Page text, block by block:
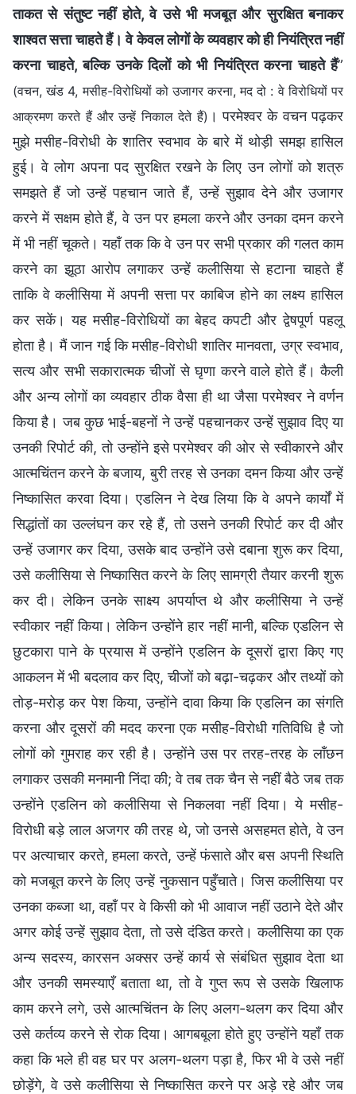
ताकत से संतुष्ट नहीं होते, वे उसे भी मजबूत और सुरक्षित बनाकर
शाश्वत सत्ता चाहते हैं। वे केवल लोगों के व्यवहार को ही नियंत्रित नहीं
करना चाहते, बल्कि उनके दिलों को भी नियंत्रित करना चाहते हैं”
(वचन, खंड 4, मसीह-विरोधियों को उजागर करना, मद दो : वे विरोधियों पर
आक्रमण करते हैं और उन्हें निकाल देते हैं) । परमेश्वर के वचन पढ़कर
मुझे मसीह-विरोधी के शातिर स्वभाव के बारे में थोड़ी समझ हासिल
हुई। वे लोग अपना पद सुरक्षित रखने के लिए उन लोगों को शत्रु
समझते हैं जो उन्हें पहचान जाते हैं, उन्हें सुझाव देने और उजागर
करने में सक्षम होते हैं, वे उन पर हमला करने और उनका दमन करने
में भी नहीं चूकते। यहाँ तक कि वे उन पर सभी प्रकार की गलत काम
करने का झूठा आरोप लगाकर उन्हें कलीसिया से हटाना चाहते हैं
ताकि वे कलीसिया में अपनी सत्ता पर काबिज होने का लक्ष्य हासिल
कर सकें। यह मसीह-विरोधियों का बेहद कपटी और द्वेषपूर्ण पहलू
होता है। मैं जान गई कि मसीह-विरोधी शातिर मानवता, उग्र स्वभाव,
सत्य और सभी सकारात्मक चीजों से घृणा करने वाले होते हैं। कैली
और अन्य लोगों का व्यवहार ठीक वैसा ही था जैसा परमेश्वर ने वर्णन
किया है। जब कुछ भाई-बहनों ने उन्हें पहचानकर उन्हें सुझाव दिए या
उनकी रिपोर्ट की, तो उन्होंने इसे परमेश्वर की ओर से स्वीकारने और
आत्मचिंतन करने के बजाय, बुरी तरह से उनका दमन किया और उन्हें
निष्कासित करवा दिया। एडलिन ने देख लिया कि वे अपने कार्यों में
सिद्धांतों का उल्लंघन कर रहे हैं, तो उसने उनकी रिपोर्ट कर दी और
उन्हें उजागर कर दिया, उसके बाद उन्होंने उसे दबाना शुरू कर दिया,
उसे कलीसिया से निष्कासित करने के लिए सामग्री तैयार करनी शुरू
कर दी। लेकिन उनके साक्ष्य अपर्याप्त थे और कलीसिया ने उन्हें
स्वीकार नहीं किया। लेकिन उन्होंने हार नहीं मानी, बल्कि एडलिन से
छुटकारा पाने के प्रयास में उन्होंने एडलिन के दूसरों द्वारा किए गए
आकलन में भी बदलाव कर दिए, चीजों को बढ़ा-चढ़कर और तथ्यों को
तोड़-मरोड़ कर पेश किया, उन्होंने दावा किया कि एडलिन का संगति
करना और दूसरों की मदद करना एक मसीह-विरोधी गतिविधि है जो
लोगों को गुमराह कर रही है। उन्होंने उस पर तरह-तरह के लाँछन
लगाकर उसकी मनमानी निंदा की; वे तब तक चैन से नहीं बैठे जब तक
उन्होंने एडलिन को कलीसिया से निकलवा नहीं दिया। ये मसीह-
विरोधी बड़े लाल अजगर की तरह थे, जो उनसे असहमत होते, वे उन
पर अत्याचार करते, हमला करते, उन्हें फंसाते और बस अपनी स्थिति
को मजबूत करने के लिए उन्हें नुकसान पहुँचाते। जिस कलीसिया पर
उनका कब्जा था, वहाँ पर वे किसी को भी आवाज नहीं उठाने देते और
अगर कोई उन्हें सुझाव देता, तो उसे दंडित करते। कलीसिया का एक
अन्य सदस्य, कारसन अक्सर उन्हें कार्य से संबंधित सुझाव देता था
और उनकी समस्याएँ बताता था, तो वे गुप्त रूप से उसके खिलाफ
काम करने लगे, उसे आत्मचिंतन के लिए अलग-थलग कर दिया और
उसे कर्तव्य करने से रोक दिया। आगबबूला होते हुए उन्होंने यहाँ तक
कहा कि भले ही वह घर पर अलग-थलग पड़ा है, फिर भी वे उसे नहीं
छोड़ेंगे, वे उसे कलीसिया से निष्कासित करने पर अड़े रहे और जब